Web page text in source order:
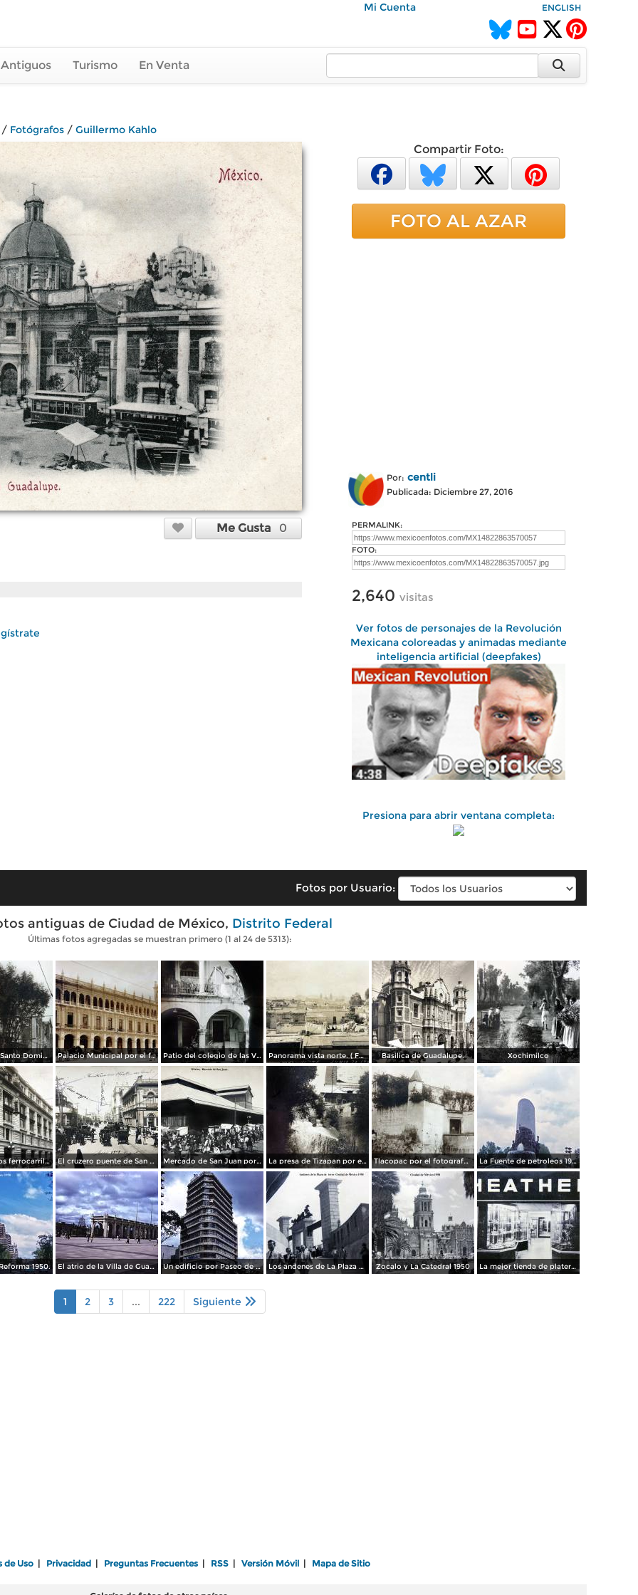
Mi Cuenta ENGLISH
Turismo En Venta
Fotógrafos / Guillermo Kahlo
Me Gusta 0
Compartir Foto:
FOTO AL AZAR
Por: centli
Publicada: Diciembre 27, 2016
PERMALINK:
FOTO:
2,640 visitas
Ver fotos de personajes de la Revolución
Mexicana coloreadas y animadas mediante
inteligencia artificial (deepfakes)
Presiona para abrir ventana completa:
Fotos por Usuario:
antiguas de Ciudad de México, Distrito Federal
Últimas fotos agregadas se muestran primero (1 al 24 de 5313):
La Iglesia de Santo Domingo. Palacio Municipal por el fotografo Hugo Brehme.. Patio del colegio de las Vizcainas por el fotografo Hugo Brehme. Panorama vista norte. ( Fechada el 20 de Junio de 1905 ). Basilica de Guadalupe. Xochimilco
Edicicio de los ferrocarriles. El cruzero puente de San Francisco y Guardiola por el fotografo Felix Miret. Mercado de San Juan por el fotografo Felix Miret La presa de Tizapan por el fotografo Fernando Kososky. ( Circulada el 22 de Diembre de 1910 ). Tlacopac por el fotografo Hugo Brehme. La Fuente de petroleos 1950.
1950. El atrio de la Villa de Guadalupe 1950. Un edificio por Paseo de La Reforma 1950 Los andenes de La Plaza de toros Ciudad de México 1950 Zocalo y La Catedral 1950 La mejor tienda de plateria.
1 2 3 ... 222 Siguiente
de Uso Privacidad Preguntas Frecuentes RSS Versión Móvil Mapa de Sitio